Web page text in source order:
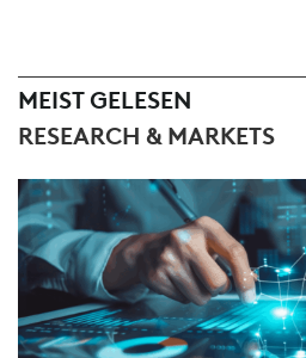
MEIST GELESEN
RESEARCH & MARKETS